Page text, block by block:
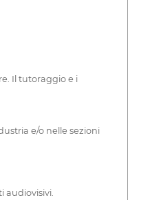
Il tutoraggio e i
e/o nelle sezioni
audiovisivi.